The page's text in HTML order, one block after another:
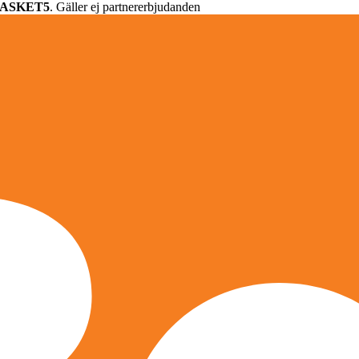
. Gäller ej partnererbjudanden